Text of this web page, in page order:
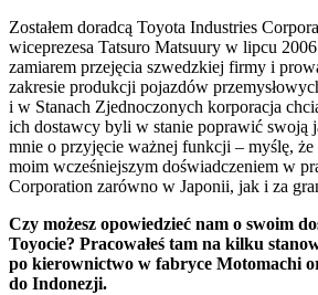
Zostałem doradcą Toyota Industries
wiceprezesa Tatsuro Matsuury w lipcu
zamiarem przejęcia szwedzkiej firmy i
zakresie produkcji pojazdów
i w Stanach Zjednoczonych korporacja
ich dostawcy byli w stanie poprawić swoją
mnie o przyjęcie ważnej funkcji – myślę, że
moim wcześniejszym doświadczeniem w
Corporation zarówno w Japonii, jak i za
Czy możesz opowiedzieć nam o swoim
Toyocie? Pracowałeś tam na kilku
po kierownictwo w fabryce Motomachi
do Indonezji.